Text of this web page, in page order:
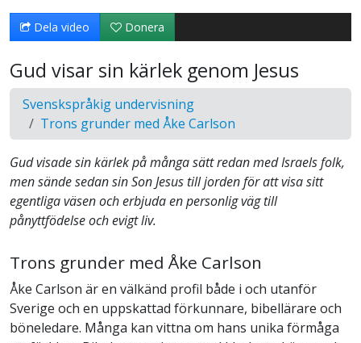
Dela video Donera
Gud visar sin kärlek genom Jesus
Svenskspråkig undervisning
Trons grunder med Åke Carlson
Gud visade sin kärlek på många sätt redan med Israels folk,
men sände sedan sin Son Jesus till jorden för att visa sitt
egentliga väsen och erbjuda en personlig väg till
pånyttfödelse och evigt liv.
Trons grunder med Åke Carlson
Åke Carlson är en välkänd profil både i och utanför
Sverige och en uppskattad förkunnare, bibellärare och
böneledare. Många kan vittna om hans unika förmåga